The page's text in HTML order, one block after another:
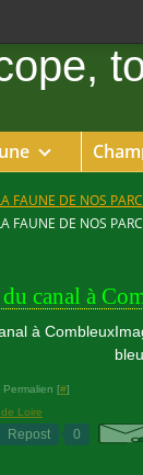
FAUNE DE NOS
FAUNE DE NOS
du canal à
Permalien [#]
Loire
Repost 0